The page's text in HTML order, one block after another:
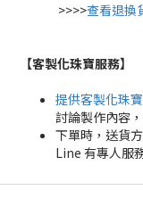
>>>>查看退換
【客製化珠寶服務】
提供客製化珠
討論製作內容
下單時，送貨
Line 有專人服